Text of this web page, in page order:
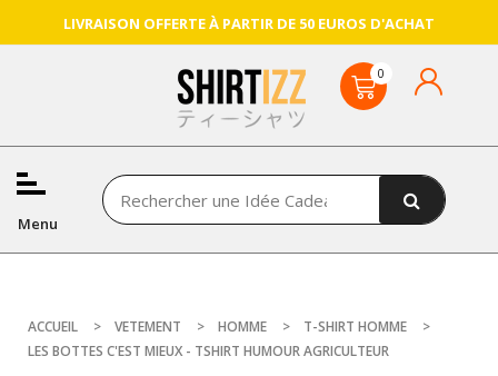
LIVRAISON OFFERTE À PARTIR DE 50 EUROS D'ACHAT
Menu
ACCUEIL VETEMENT HOMME
T-SHIRT HOMME
LES BOTTES C'EST MIEUX - TSHIRT HUMOUR AGRICULTEUR